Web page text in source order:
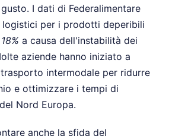
I dati di Federalimentare
logistici per i prodotti deperibili
18% a causa dell'instabilità dei
aziende hanno iniziato a
intermodale per ridurre
e ottimizzare i tempi di
Nord Europa.
anche la sfida del